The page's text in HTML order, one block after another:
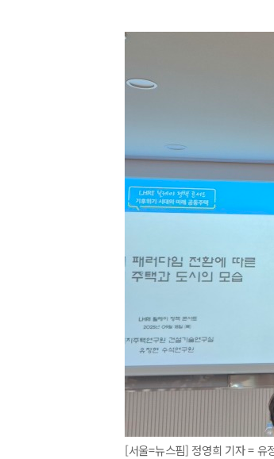
[서울=뉴스핌] 정영희 기자 = 유